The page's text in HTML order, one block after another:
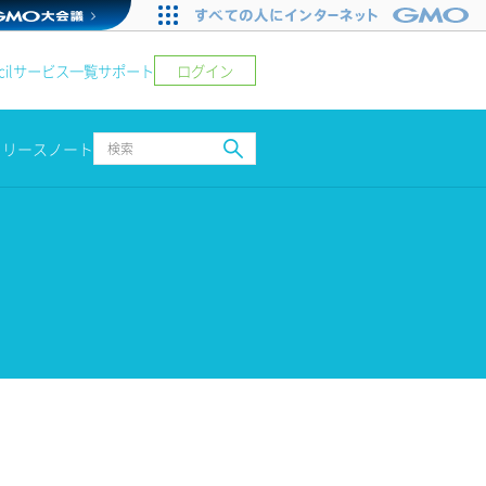
サービス一覧サポート ログイン
ースノート